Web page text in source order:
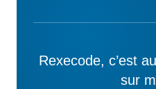
Rexecode, c’est
sur